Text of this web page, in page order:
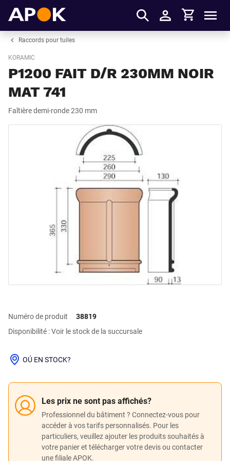
S'identifier
Panier
Raccords pour tuiles
KORAMIC
P1200 FAIT D/R 230MM NOIR
MAT 741
Faîtière demi-ronde 230 mm
Numéro de produit
38819
Disponibilité : Voir le stock de la succursale
Les prix ne sont pas affichés?
Professionnel du bâtiment ? Connectez-vous pour
accéder à vos tarifs personnalisés. Pour les
particuliers, veuillez ajouter les produits souhaités à
votre panier et télécharger votre devis ou contacter
une filiale APOK.
OÚ EN STOCK?